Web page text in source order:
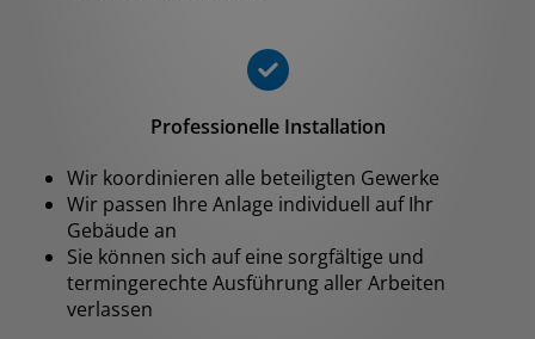
Professionelle Installation
Wir koordinieren alle beteiligten Gewerke
Wir passen Ihre Anlage individuell auf Ihr
Gebäude an
Sie können sich auf eine sorgfältige und
termingerechte Ausführung aller Arbeiten
verlassen